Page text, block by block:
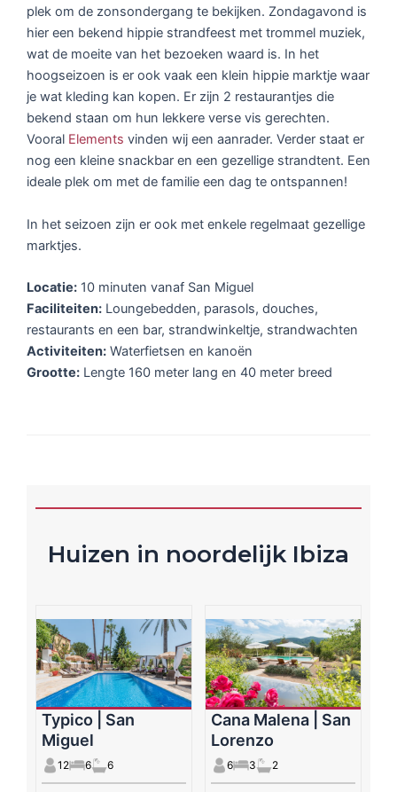
plek om de zonsondergang te bekijken. Zondagavond is
hier een bekend hippie strandfeest met trommel muziek,
wat de moeite van het bezoeken waard is. In het
hoogseizoen is er ook vaak een klein hippie marktje waar
je wat kleding kan kopen. Er zijn 2 restaurantjes die
bekend staan om hun lekkere verse vis gerechten.
Vooral Elements vinden wij een aanrader. Verder staat er
nog een kleine snackbar en een gezellige strandtent. Een
ideale plek om met de familie een dag te ontspannen!
In het seizoen zijn er ook met enkele regelmaat gezellige
marktjes.
Locatie: 10 minuten vanaf San Miguel
Faciliteiten: Loungebedden, parasols, douches,
restaurants en een bar, strandwinkeltje, strandwachten
Activiteiten: Waterfietsen en kanoën
Grootte: Lengte 160 meter lang en 40 meter breed
Huizen in noordelijk Ibiza
Typico | San
Miguel
12 6 6
Cana Malena | San
Lorenzo
6 3 2